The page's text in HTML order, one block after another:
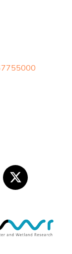
X
-
t
i
t